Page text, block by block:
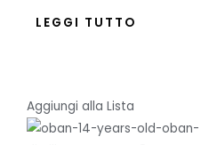
LEGGI TUTTO
Aggiungi alla Lista